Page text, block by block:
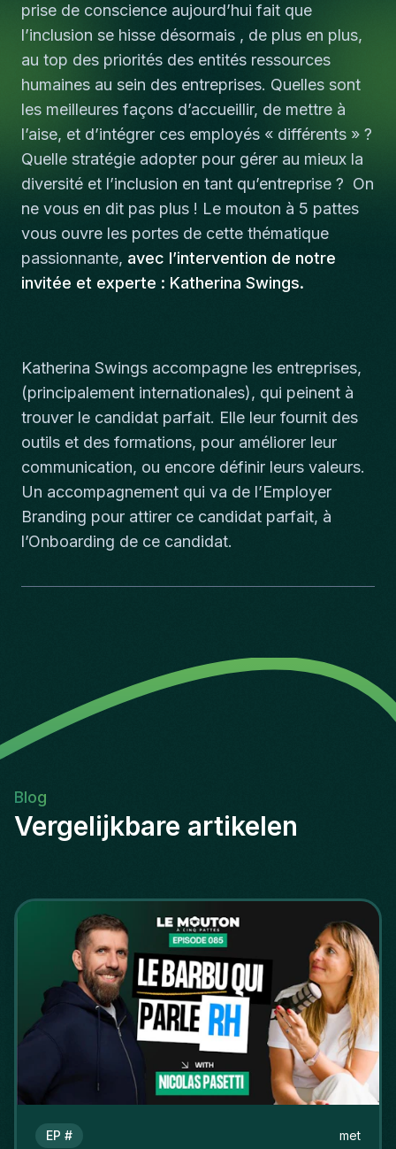
prise de conscience aujourd’hui fait que
l’inclusion se hisse désormais , de plus en plus,
au top des priorités des entités ressources
humaines au sein des entreprises. Quelles sont
les meilleures façons d’accueillir, de mettre à
l’aise, et d’intégrer ces employés « différents » ?
Quelle stratégie adopter pour gérer au mieux la
diversité et l’inclusion en tant qu’entreprise ? On
ne vous en dit pas plus ! Le mouton à 5 pattes
vous ouvre les portes de cette thématique
passionnante, avec l’intervention de notre
invitée et experte : Katherina Swings.
Katherina Swings accompagne les entreprises,
(principalement internationales), qui peinent à
trouver le candidat parfait. Elle leur fournit des
outils et des formations, pour améliorer leur
communication, ou encore définir leurs valeurs.
Un accompagnement qui va de l’Employer
Branding pour attirer ce candidat parfait, à
l’Onboarding de ce candidat.
Blog
Vergelijkbare artikelen
EP # met